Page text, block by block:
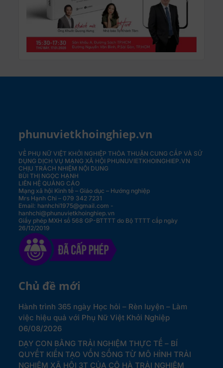
phunuvietkhoinghiep.vn
VỀ PHỤ NỮ VIỆT KHỞI NGHIỆPTHỎA THUẬN CUNG CẤP VÀ SỬ
DỤNG DỊCH VỤ MẠNG XÃ HỘI PHUNUVIETKHOINGHIEP.VN
CHỊU TRÁCH NHIỆM NỘI DUNG
BÙI THỊ NGỌC HẠNH
LIÊN HỆ QUẢNG CÁO
Mạng xã hội Kinh tế – Giáo dục – Hướng nghiệp
Mrs Hạnh Chi – 079 342 7231
Email: hanhchi1975@gmail.com -
hanhchi@phunuvietkhoinghiep.vn
Giấy phép MXH số 568 GP-BTTTT do Bộ TTTT cấp ngày
26/12/2019
Chủ đề mới
Hành trình 365 ngày Học hỏi – Rèn luyện – Làm
việc hiệu quả với Phụ Nữ Việt Khởi Nghiệp
06/08/2026
DẠY CON BẰNG TRẢI NGHIỆM THỰC TẾ – BÍ
QUYẾT KIẾN TẠO VỐN SỐNG TỪ MÔ HÌNH TRẢI
NGHIỆM XÃ HỘI 3T CỦA CÔ HÀ TRẢI NGHIỆM